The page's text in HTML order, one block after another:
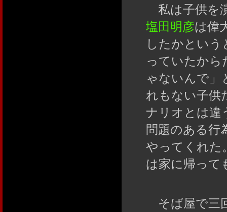
私は子供を
塩田明彦は偉
したかとい
っていたか
ゃないんで
れもない子供
ナリオとは違
問題のある行
やってくれた
は家に帰って
そば屋で三